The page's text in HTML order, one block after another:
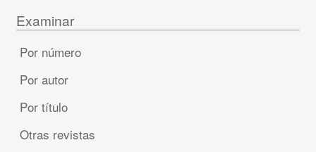
Examinar
Por número
Por autor
Por título
Otras revistas